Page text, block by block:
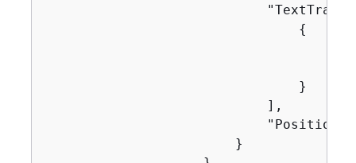
{
                                }
                            ],
                        }